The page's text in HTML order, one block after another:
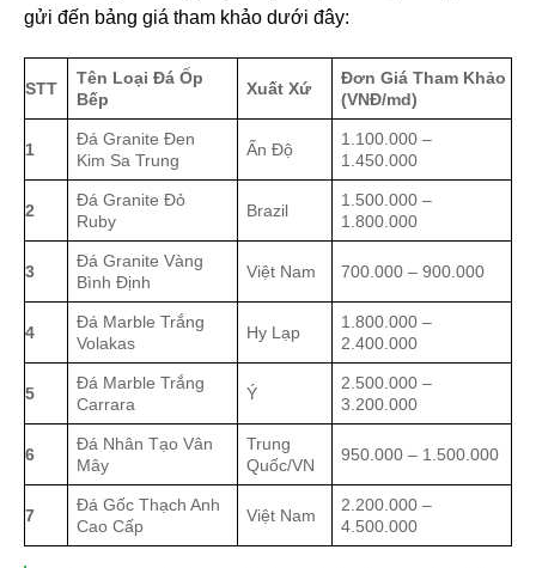
gửi đến bảng giá tham khảo dưới đây:
STT
Tên Loại Đá Ốp
Bếp
Xuất Xứ
Đơn Giá Tham Khảo
(VNĐ/md)
1
Đá Granite Đen
Kim Sa Trung
Ấn Độ
1.100.000 –
1.450.000
2
Đá Granite Đỏ
Ruby
Brazil
1.500.000 –
1.800.000
3
Đá Granite Vàng
Bình Định
Việt Nam 700.000 – 900.000
4
Đá Marble Trắng
Volakas
Hy Lạp
1.800.000 –
2.400.000
5
Đá Marble Trắng
Carrara
Ý
2.500.000 –
3.200.000
6
Đá Nhân Tạo Vân
Mây
Trung
Quốc/VN
950.000 – 1.500.000
7
Đá Gốc Thạch Anh
Cao Cấp
Việt Nam
2.200.000 –
4.500.000